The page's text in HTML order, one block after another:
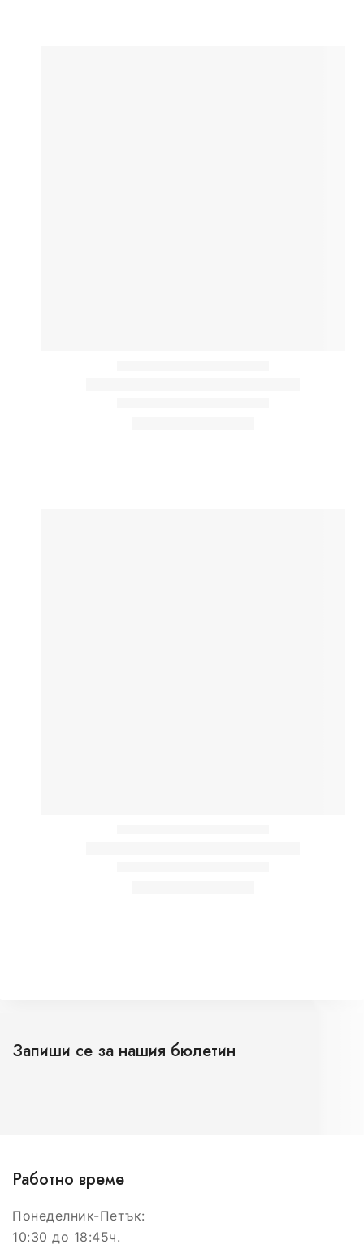
Запиши се за нашия бюлетин
Работно време
Понеделник-Петък:
10:30 до 18:45ч.